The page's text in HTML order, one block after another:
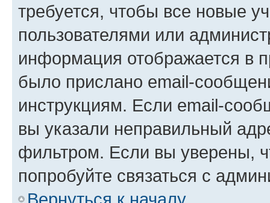
требуется, чтобы все новые
пользователями или
информация отображается в
было прислано email-
инструкциям. Если email-
вы указали неправильный
фильтром. Если вы уверены,
попробуйте связаться с
Вернуться к началу